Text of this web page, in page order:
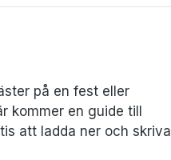
på en fest eller
kommer en guide till
att ladda ner och skriva